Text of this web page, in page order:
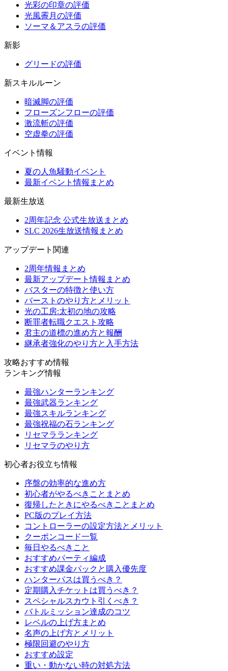
光彩の印章の評価
光風霽月の評価
ソーマ＆アスラの評価
新影
グリードの評価
新スキルルーン
暗滅脚の評価
フローズンフローの評価
激流斬の評価
空虚拳の評価
イベント情報
夏の人魚騒動イベント
最新イベント情報まとめ
最新生放送
2周年記念 公式生放送まとめ
SLC 2026生放送情報まとめ
アップデート関連
2周年情報まとめ
最新アップデート情報まとめ
バスターの特徴と使い方
バーストのやり方とメリット
光の工房:太初の地の攻略
断罪者転職クエスト攻略
君主の道標の進め方と報酬
継承者強化のやり方と入手方法
攻略おすすめ情報
ランキング情報
最強ハンターランキング
最強武器ランキング
最強スキルランキング
最強祝福の石ランキング
リセマラランキング
リセマラのやり方
初心者お役立ち情報
序盤の効率的な進め方
初心者がやるべきことまとめ
復帰したときにやるべきことまとめ
PC版のプレイ方法
コントローラーの設定方法とメリット
クーポンコード一覧
毎日やるべきこと
おすすめパーティ編成
おすすめ課金パックと購入優先度
ハンターパスは買うべき？
定期購入チケットは買うべき？
スペシャルスカウト引くべき？
バトルミッション達成のコツ
レベルの上げ方まとめ
名声の上げ方とメリット
極限回避のやり方
おすすめ設定
重い・動かない時の対処方法